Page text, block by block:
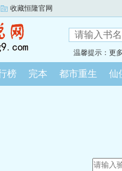
收藏恒隆官网
温馨提示：更
榜 完本 都市重生 仙